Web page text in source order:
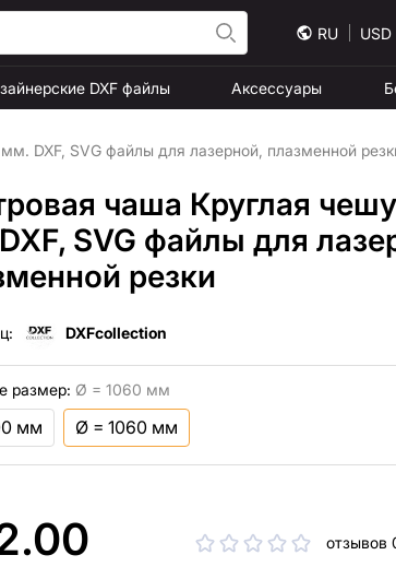
RU USD
DXF файлы Аксессуары
DXF, SVG файлы для лазерной, плазменной
чаша Круглая
SVG файлы для
резки
DXFcollection
размер: Ø = 1060 мм
мм Ø = 1060 мм
отзывов